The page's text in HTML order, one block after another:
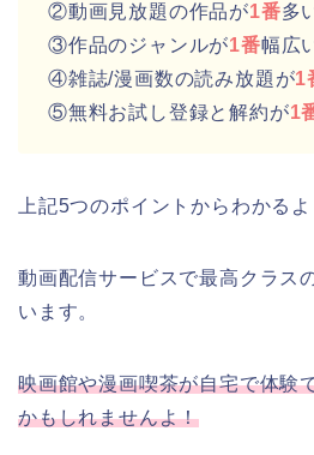
②動画見放題の作品が1番多
③作品のジャンルが1番幅広
④雑誌/漫画数の読み放題が1
⑤無料お試し登録と解約が1
上記5つのポイントからわかるよ
動画配信サービスで最高クラス
います。
映画館や漫画喫茶が自宅で体験
かもしれませんよ！